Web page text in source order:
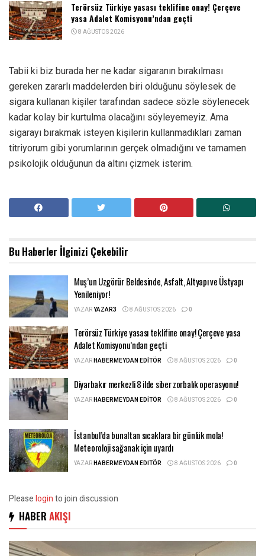
Terörsüz Türkiye yasası teklifine onay! Çerçeve
yasa Adalet Komisyonu’ndan geçti
8 AĞUSTOS 2026
Tabii ki biz burada her ne kadar sigaranın bırakılması
gereken zararlı maddelerden biri olduğunu söylesek de
sigara kullanan kişiler tarafından sadece sözle söylenecek
kadar kolay bir kurtulma olacağını söyleyemeyiz. Ama
sigarayı bırakmak isteyen kişilerin kullanmadıkları zaman
titriyorum gibi yorumlarının gerçek olmadığını ve tamamen
psikolojik olduğunun da altını çizmek isterim.
Bu Haberler İlginizi Çekebilir
Muş’un Uzgörür Beldesinde, Asfalt, Altyapı ve Üstyapı
Yenileniyor!
YAZARYAZAR3 8 AĞUSTOS 2026 0
Terörsüz Türkiye yasası teklifine onay! Çerçeve yasa
Adalet Komisyonu’ndan geçti
YAZARHABERMEYDAN EDITÖR 8 AĞUSTOS 2026 0
Diyarbakır merkezli 8 ilde siber zorbalık operasyonu!
YAZARHABERMEYDAN EDITÖR 8 AĞUSTOS 2026 0
İstanbul’da bunaltan sıcaklara bir günlük mola!
Meteoroloji sağanak için uyardı
YAZARHABERMEYDAN EDITÖR 8 AĞUSTOS 2026 0
Pleaseloginto join discussion
HABER AKIŞI